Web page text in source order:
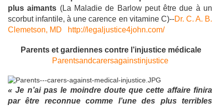
plus aimants (La Maladie de Barlow peut être due à un
scorbut infantile, à une carence en vitamine C)--Dr. C. A. B.
Clemetson, MD
http://legaljustice4john.com/
Parents et gardiennes contre l’injustice médicale
Parentsandcarersagainstinjustice
«Je n’ai pas le moindre doute que cette affaire finira
par être reconnue comme l’une des plus terribles